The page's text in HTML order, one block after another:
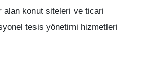
alan konut siteleri ve ticari
tesis yönetimi hizmetleri